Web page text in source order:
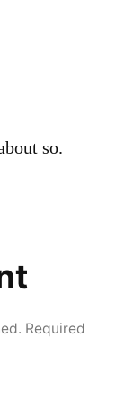
so.
Required